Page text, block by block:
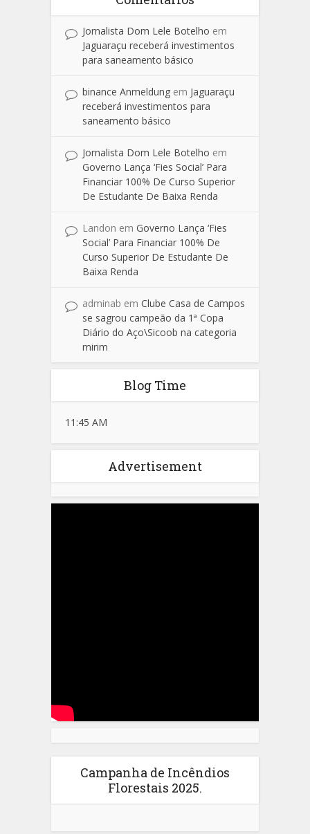
Jornalista Dom Lele Botelho em
Jaguaraçu receberá investimentos
para saneamento básico
binance Anmeldung em Jaguaraçu
receberá investimentos para
saneamento básico
Jornalista Dom Lele Botelho em
Governo Lança ‘Fies Social’ Para
Financiar 100% De Curso Superior
De Estudante De Baixa Renda
Landon em Governo Lança ‘Fies
Social’ Para Financiar 100% De
Curso Superior De Estudante De
Baixa Renda
adminab em Clube Casa de Campos
se sagrou campeão da 1ª Copa
Diário do Aço\Sicoob na categoria
mirim
Blog Time
11:45 AM
Advertisement
Campanha de Incêndios
Florestais 2025.